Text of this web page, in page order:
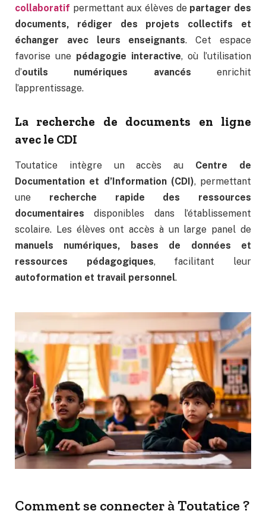
collaboratif permettant aux élèves de partager des
documents, rédiger des projets collectifs et
échanger avec leurs enseignants. Cet espace
favorise une pédagogie interactive, où l’utilisation
d’outils numériques avancés enrichit
l’apprentissage.
La recherche de documents en ligne
avec le CDI
Toutatice intègre un accès au Centre de
Documentation et d’Information (CDI), permettant
une recherche rapide des ressources
documentaires disponibles dans l’établissement
scolaire. Les élèves ont accès à un large panel de
manuels numériques, bases de données et
ressources pédagogiques, facilitant leur
autoformation et travail personnel.
Comment se connecter à Toutatice ?